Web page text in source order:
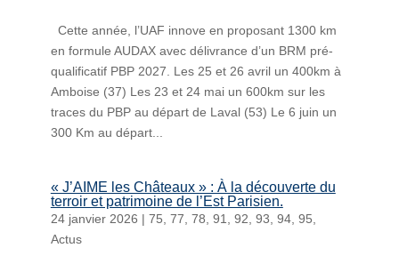
Cette année, l’UAF innove en proposant 1300 km
en formule AUDAX avec délivrance d’un BRM pré-
qualificatif PBP 2027. Les 25 et 26 avril un 400km à
Amboise (37) Les 23 et 24 mai un 600km sur les
traces du PBP au départ de Laval (53) Le 6 juin un
300 Km au départ...
« J’AIME les Châteaux » : À la découverte du
terroir et patrimoine de l’Est Parisien.
24 janvier 2026 | 75 77 78 91 92 93 94, 95
Actus